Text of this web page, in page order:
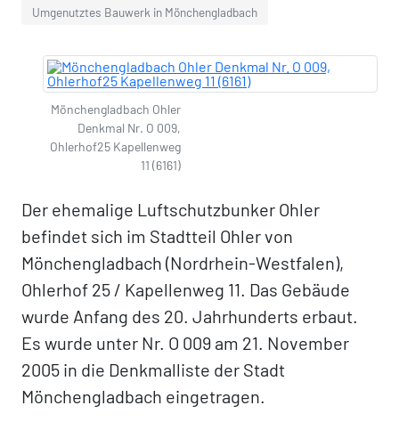
Umgenutztes Bauwerk in Mönchengladbach
Mönchengladbach Ohler
Denkmal Nr. O 009,
Ohlerhof25 Kapellenweg
11 (6161)
Der ehemalige Luftschutzbunker Ohler
befindet sich im Stadtteil Ohler von
Mönchengladbach (Nordrhein-Westfalen),
Ohlerhof 25 / Kapellenweg 11. Das Gebäude
wurde Anfang des 20. Jahrhunderts erbaut.
Es wurde unter Nr. O 009 am 21. November
2005 in die Denkmalliste der Stadt
Mönchengladbach eingetragen.